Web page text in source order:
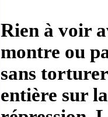
Rien à voir
montre ou
sans
entière sur